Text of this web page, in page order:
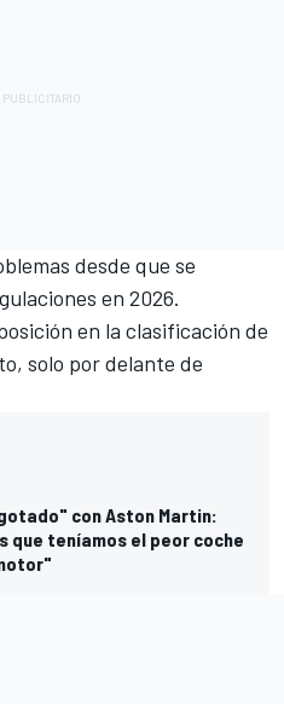
desde que se
en 2026.
en la clasificación de
solo por delante de
con Aston Martin:
que teníamos el peor coche